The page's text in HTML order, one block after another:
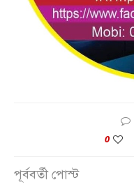
0
পূর্ববর্তী পোস্ট